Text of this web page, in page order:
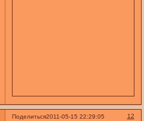
Поделиться 12
2011-05-15 22:29:05